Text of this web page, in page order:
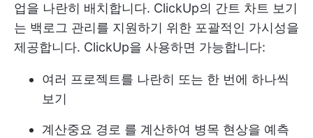
업을 나란히 배치합니다. ClickUp의 간트 차트 보기
는 백로그 관리를 지원하기 위한 포괄적인 가시성을
제공합니다. ClickUp을 사용하면 가능합니다:
여러 프로젝트를 나란히 또는 한 번에 하나씩
보기
계산중요 경로 를 계산하여 병목 현상을 예측